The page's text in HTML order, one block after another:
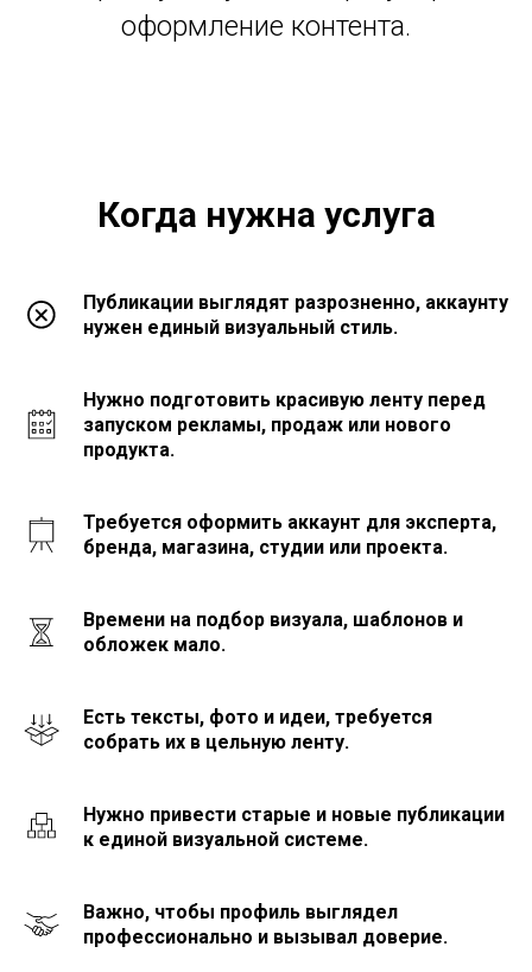
оформление контента.
Когда нужна услуга
Публикации выглядят разрозненно, аккаунту
нужен единый визуальный стиль.
Нужно подготовить красивую ленту перед
запуском рекламы, продаж или нового
продукта.
Требуется оформить аккаунт для эксперта,
бренда, магазина, студии или проекта.
Времени на подбор визуала, шаблонов и
обложек мало.
Есть тексты, фото и идеи, требуется
собрать их в цельную ленту.
Нужно привести старые и новые публикации
к единой визуальной системе.
Важно, чтобы профиль выглядел
профессионально и вызывал доверие.